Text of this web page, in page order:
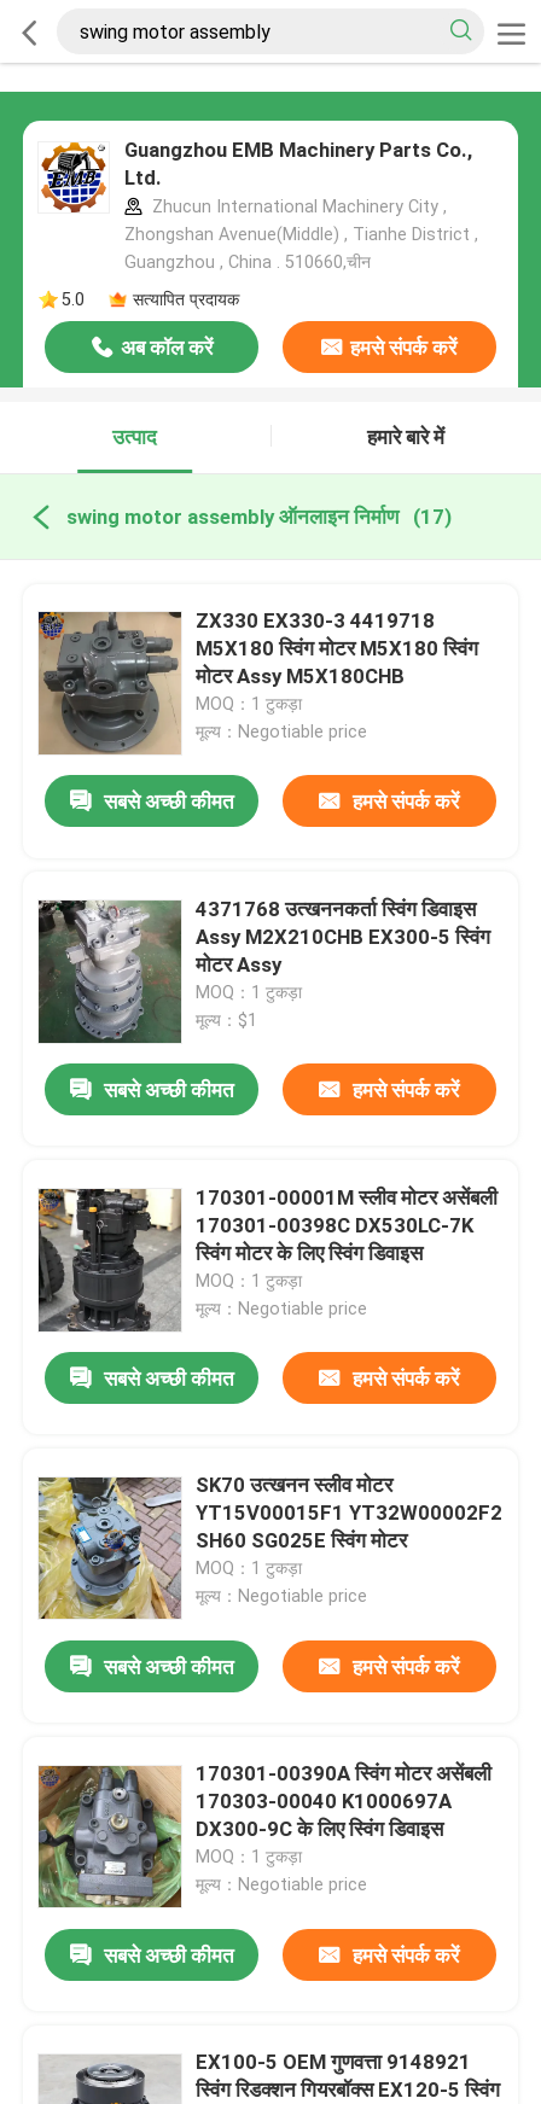
Guangzhou EMB Machinery Parts Co.,
Ltd.
Zhucun International Machinery City ,
Zhongshan Avenue(Middle) , Tianhe District ,
Guangzhou , China . 510660,चीन
5.0
सत्यापित प्रदायक
अब कॉल करें हमसे संपर्क करें
उत्पाद हमारे बारे में
swing motor assembly ऑनलाइन निर्माण (17)
ZX330 EX330-3 4419718
M5X180 स्विंग मोटर M5X180 स्विंग
मोटर Assy M5X180CHB
MOQ：1 टुकड़ा
मूल्य：Negotiable price
सबसे अच्छी कीमत हमसे संपर्क करें
4371768 उत्खननकर्ता स्विंग डिवाइस
Assy M2X210CHB EX300-5 स्विंग
मोटर Assy
MOQ：1 टुकड़ा
मूल्य：$1
सबसे अच्छी कीमत हमसे संपर्क करें
170301-00001M स्लीव मोटर असेंबली
170301-00398C DX530LC-7K
स्विंग मोटर के लिए स्विंग डिवाइस
MOQ：1 टुकड़ा
मूल्य：Negotiable price
सबसे अच्छी कीमत हमसे संपर्क करें
SK70 उत्खनन स्लीव मोटर
YT15V00015F1 YT32W00002F2
SH60 SG025E स्विंग मोटर
MOQ：1 टुकड़ा
मूल्य：Negotiable price
सबसे अच्छी कीमत हमसे संपर्क करें
170301-00390A स्विंग मोटर असेंबली
170303-00040 K1000697A
DX300-9C के लिए स्विंग डिवाइस
MOQ：1 टुकड़ा
मूल्य：Negotiable price
सबसे अच्छी कीमत हमसे संपर्क करें
EX100-5 OEM गुणवत्ता 9148921
स्विंग रिडक्शन गियरबॉक्स EX120-5 स्विंग